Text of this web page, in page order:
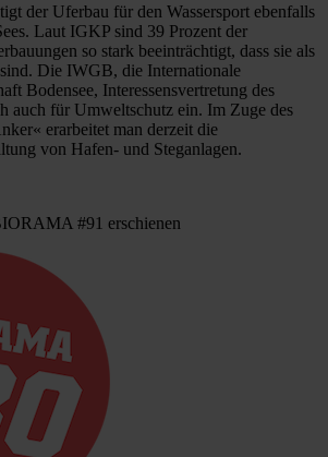
der Uferbau für den Wassersport ebenfalls
Laut IGKP sind 39 Prozent der
so stark beeinträchtigt, dass sie als
Die IWGB, die Internationale
Bodensee, Interessensvertretung des
auch für Umweltschutz ein. Im Zuge des
erarbeitet man derzeit die
von Hafen- und Steganlagen.
#91 erschienen